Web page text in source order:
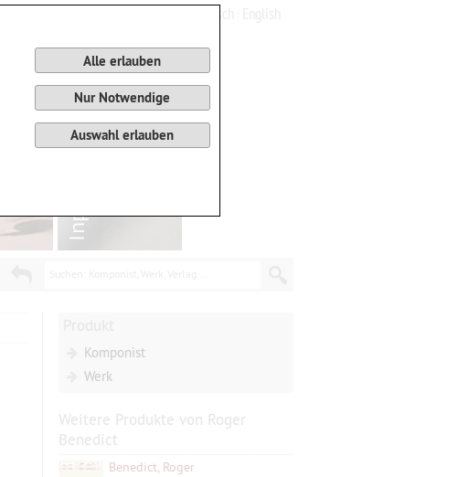
Komponist
Werk
Weitere Produkte von Roger
Benedict
Benedict, Roger
Alle erlauben
Nur Notwendige
Auswahl erlauben